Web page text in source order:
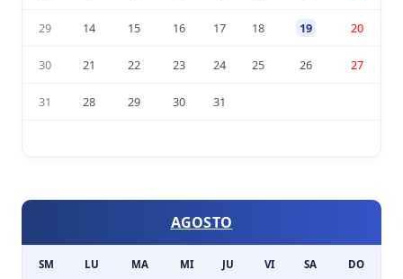
29 14 15 16 17 18 19 20
30 21 22 23 24 25 26 27
31 28 29 30 31
AGOSTO
SM LU MA MI JU VI SA DO